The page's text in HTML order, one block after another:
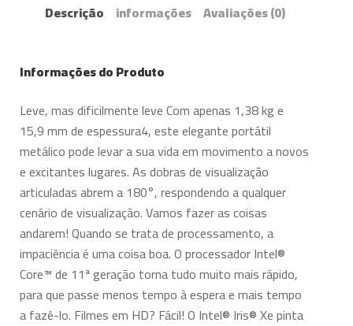
Descrição informações Avaliações(0)
Informações do Produto
Leve, mas dificilmente leve Com apenas 1,38 kg e
15,9 mm de espessura4, este elegante portátil
metálico pode levar a sua vida em movimento a novos
e excitantes lugares. As dobras de visualização
articuladas abrem a 180°, respondendo a qualquer
cenário de visualização. Vamos fazer as coisas
andarem! Quando se trata de processamento, a
impaciência é uma coisa boa. O processador Intel®
Core™ de 11ª geração torna tudo muito mais rápido,
para que passe menos tempo à espera e mais tempo
a fazê-lo. Filmes em HD? Fácil! O Intel® Iris® Xe pinta